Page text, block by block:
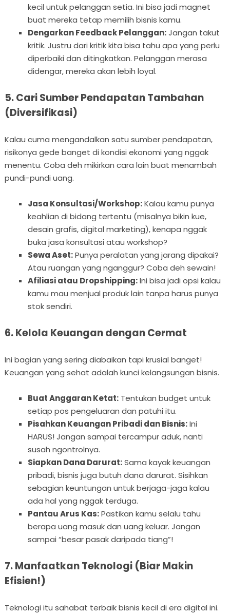
kecil untuk pelanggan setia. Ini bisa jadi magnet
buat mereka tetap memilih bisnis kamu.
Dengarkan Feedback Pelanggan:Jangan takut
kritik. Justru dari kritik kita bisa tahu apa yang perlu
diperbaiki dan ditingkatkan. Pelanggan merasa
didengar, mereka akan lebih loyal.
5. Cari Sumber Pendapatan Tambahan
(Diversifikasi)
Kalau cuma mengandalkan satu sumber pendapatan,
risikonya gede banget di kondisi ekonomi yang nggak
menentu. Coba deh mikirkan cara lain buat menambah
pundi-pundi uang.
Jasa Konsultasi/Workshop:Kalau kamu punya
keahlian di bidang tertentu (misalnya bikin kue,
desain grafis, digital marketing), kenapa nggak
buka jasa konsultasi atau workshop?
Sewa Aset:Punya peralatan yang jarang dipakai?
Atau ruangan yang nganggur? Coba deh sewain!
Afiliasi atau Dropshipping:Ini bisa jadi opsi kalau
kamu mau menjual produk lain tanpa harus punya
stok sendiri.
6. Kelola Keuangan dengan Cermat
Ini bagian yang sering diabaikan tapi krusial banget!
Keuangan yang sehat adalah kunci kelangsungan bisnis.
Buat Anggaran Ketat:Tentukan budget untuk
setiap pos pengeluaran dan patuhi itu.
Pisahkan Keuangan Pribadi dan Bisnis:Ini
HARUS! Jangan sampai tercampur aduk, nanti
susah ngontrolnya.
Siapkan Dana Darurat:Sama kayak keuangan
pribadi, bisnis juga butuh dana darurat. Sisihkan
sebagian keuntungan untuk berjaga-jaga kalau
ada hal yang nggak terduga.
Pantau Arus Kas:Pastikan kamu selalu tahu
berapa uang masuk dan uang keluar. Jangan
sampai “besar pasak daripada tiang”!
7. Manfaatkan Teknologi (Biar Makin
Efisien!)
Teknologi itu sahabat terbaik bisnis kecil di era digital ini.